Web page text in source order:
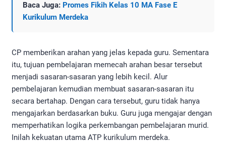
Baca Juga: Promes Fikih Kelas 10 MA Fase E
Kurikulum Merdeka
CP memberikan arahan yang jelas kepada guru. Sementara
itu, tujuan pembelajaran memecah arahan besar tersebut
menjadi sasaran-sasaran yang lebih kecil. Alur
pembelajaran kemudian membuat sasaran-sasaran itu
secara bertahap. Dengan cara tersebut, guru tidak hanya
mengajarkan berdasarkan buku. Guru juga mengajar dengan
memperhatikan logika perkembangan pembelajaran murid.
Inilah kekuatan utama ATP kurikulum merdeka.